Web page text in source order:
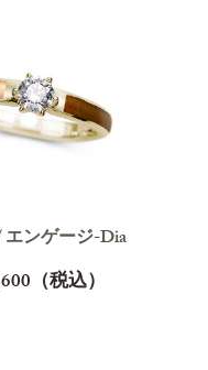
エンゲージ-Dia
（税込）